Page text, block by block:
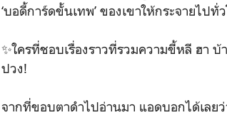
‘บอดี้การ์ดขั้นเทพ’ ของเขาให้กระจายไปทั่
✨ใครที่ชอบเรื่องราวที่รวมความขี้หลี ฮา
ปวง!
จากที่ขอบตาดำไปอ่านมา แอดบอกได้เลย